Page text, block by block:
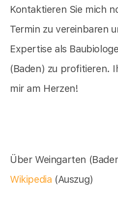
Kontaktieren Sie mich
Termin zu vereinbaren
Expertise als
(Baden) zu profitieren.
mir am Herzen!
Über Weingarten
Wikipedia (Auszug)